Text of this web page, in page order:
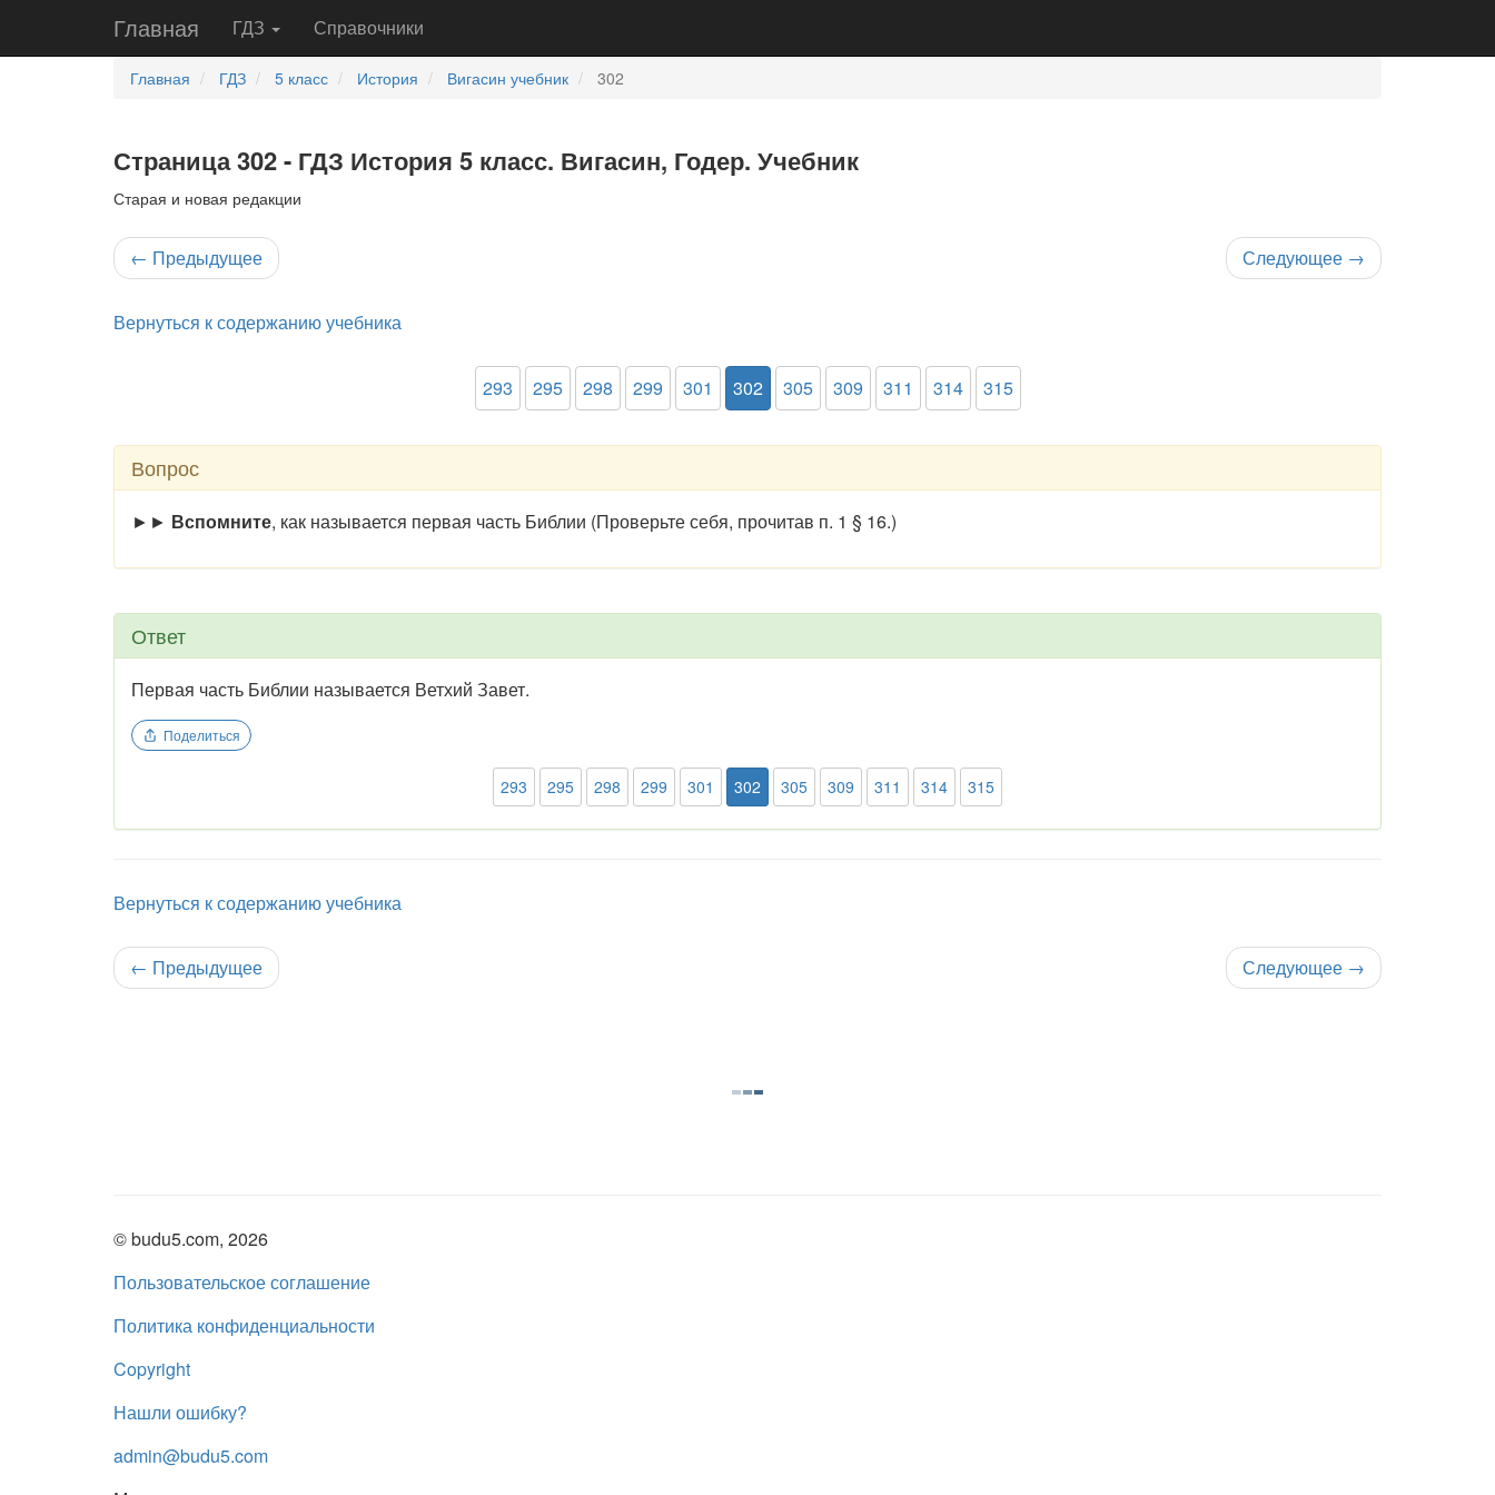
Главная ГДЗ Справочники
Главная ГДЗ 5 класс История Вигасин учебник 302
Страница 302 - ГДЗ История 5 класс. Вигасин, Годер. Учебник
Старая и новая редакции
← Предыдущее Следующее →
Вернуться к содержанию учебника
293 295 298 299 301 302 305 309 311 314 315
Вопрос
►► Вспомните, как называется первая часть Библии (Проверьте себя, прочитав п. 1 § 16.)
Ответ
Первая часть Библии называется Ветхий Завет.
Поделиться
293 295 298 299 301 302 305 309 311 314 315
Вернуться к содержанию учебника
← Предыдущее Следующее →
© budu5.com, 2026
Пользовательское соглашение
Политика конфиденциальности
Copyright
Нашли ошибку?
admin@budu5.com